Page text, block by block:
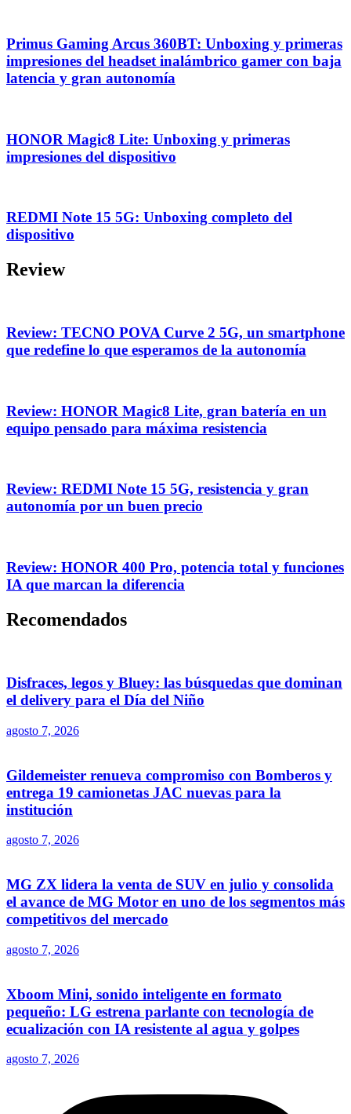
Primus Gaming Arcus 360BT: Unboxing y primeras
impresiones del headset inalámbrico gamer con baja
latencia y gran autonomía
HONOR Magic8 Lite: Unboxing y primeras
impresiones del dispositivo
REDMI Note 15 5G: Unboxing completo del
dispositivo
Review
Review: TECNO POVA Curve 2 5G, un smartphone
que redefine lo que esperamos de la autonomía
Review: HONOR Magic8 Lite, gran batería en un
equipo pensado para máxima resistencia
Review: REDMI Note 15 5G, resistencia y gran
autonomía por un buen precio
Review: HONOR 400 Pro, potencia total y funciones
IA que marcan la diferencia
Recomendados
Disfraces, legos y Bluey: las búsquedas que dominan
el delivery para el Día del Niño
agosto 7, 2026
Gildemeister renueva compromiso con Bomberos y
entrega 19 camionetas JAC nuevas para la
institución
agosto 7, 2026
MG ZX lidera la venta de SUV en julio y consolida
el avance de MG Motor en uno de los segmentos más
competitivos del mercado
agosto 7, 2026
Xboom Mini, sonido inteligente en formato
pequeño: LG estrena parlante con tecnología de
ecualización con IA resistente al agua y golpes
agosto 7, 2026